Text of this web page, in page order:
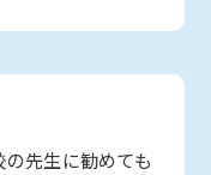
先生に勧めても